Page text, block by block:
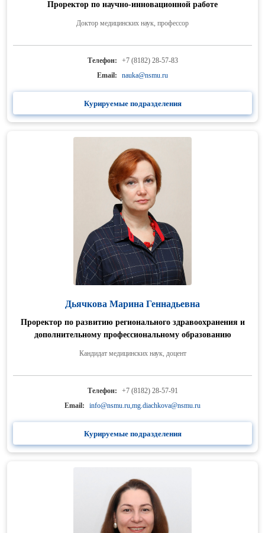
Проректор по научно-инновационной работе
Доктор медицинских наук, профессор
Телефон:
+7 (8182) 28-57-83
Email:
nauka@nsmu.ru
Курируемые подразделения
Дьячкова Марина Геннадьевна
Проректор по развитию регионального здравоохранения и
дополнительному профессиональному образованию
Кандидат медицинских наук, доцент
Телефон:
+7 (8182) 28-57-91
Email:
info@nsmu.ru,mg.diachkova@nsmu.ru
Курируемые подразделения